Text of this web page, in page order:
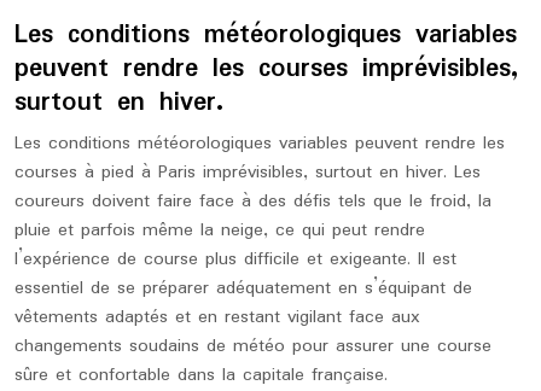
Les conditions météorologiques variables
peuvent rendre les courses imprévisibles,
surtout en hiver.
Les conditions météorologiques variables peuvent rendre les
courses à pied à Paris imprévisibles, surtout en hiver. Les
coureurs doivent faire face à des défis tels que le froid, la
pluie et parfois même la neige, ce qui peut rendre
l’expérience de course plus difficile et exigeante. Il est
essentiel de se préparer adéquatement en s’équipant de
vêtements adaptés et en restant vigilant face aux
changements soudains de météo pour assurer une course
sûre et confortable dans la capitale française.